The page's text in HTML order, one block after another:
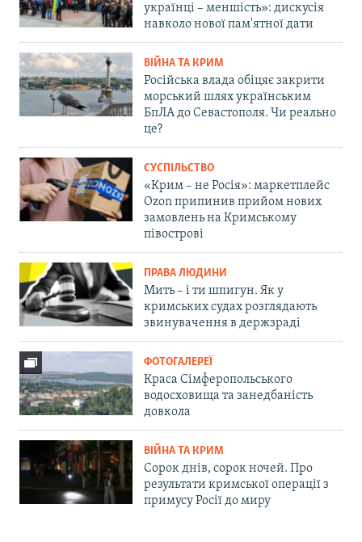
українці – меншість»: дискусія
навколо нової пам'ятної дати
ВІЙНА ТА КРИМ
Російська влада обіцяє закрити
морський шлях українським
БпЛА до Севастополя. Чи реально
це?
СУСПІЛЬСТВО
«Крим – не Росія»: маркетплейс
Ozon припинив прийом нових
замовлень на Кримському
півострові
ПРАВА ЛЮДИНИ
Мить – і ти шпигун. Як у
кримських судах розглядають
звинувачення в держзраді
ФОТОГАЛЕРЕЇ
Краса Сімферопольського
водосховища та занедбаність
довкола
ВІЙНА ТА КРИМ
Сорок днів, сорок ночей. Про
результати кримської операції з
примусу Росії до миру